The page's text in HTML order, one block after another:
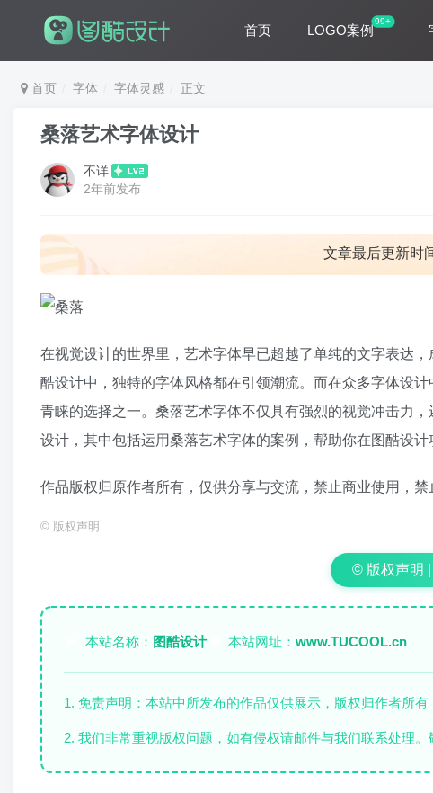
首页 LOGO案例
99+
首页 字体 字体灵感 正文
桑落艺术字体设计
不详
2年前发布
文章最后更新时
在视觉设计的世界里，艺术字体早已超越了单纯的文字表达
酷设计中，独特的字体风格都在引领潮流。而在众多字体设
青睐的选择之一。桑落艺术字体不仅具有强烈的视觉冲击力
设计，其中包括运用桑落艺术字体的案例，帮助你在图酷设计
作品版权归原作者所有，仅供分享与交流，禁止商业使用，禁
© 版权声明
© 版权声明
本站名称： 图酷设计 本站网址： www.TUCOOL.cn
1. 免责声明：本站中所发布的作品仅供展示，版权归作者所
2. 我们非常重视版权问题，如有侵权请邮件与我们联系处理。